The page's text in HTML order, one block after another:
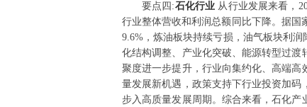
要点 四 :石化行业 从行业发展来看，
行业整体营收和利润总额同比下降。据国
9.6%，炼油板块持续亏损，油气板块利
化结构调整、产业化突破、能源转型过
聚度进一步提升，行业向集约化、高端
量发展新机遇，政策支持下行业投资加
步入高质量发展周期。综合来看，石化产